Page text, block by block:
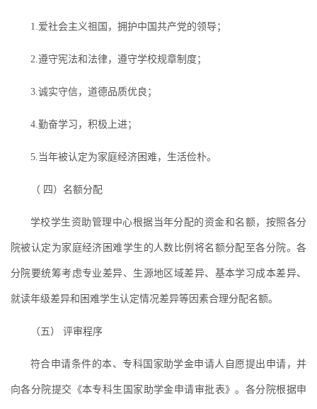
1.爱社会主义祖国，拥护中国共产党的领导；
2.遵守宪法和法律，遵守学校规章制度；
3.诚实守信，道德品质优良；
4.勤奋学习，积极上进；
5.当年被认定为家庭经济困难，生活俭朴。
（ 四）名额分配
学校学生资助管理中心根据当年分配的资金和名额，按照各分
院被认定为家庭经济困难学生的人数比例将名额分配至各分院。各
分院要统筹考虑专业差异、生源地区域差异、基本学习成本差异、
就读年级差异和困难学生认定情况差异等因素合理分配名额。
（五） 评审程序
符合申请条件的本、专科国家助学金申请人自愿提出申请，并
向各分院提交《本专科生国家助学金申请审批表》。各分院根据申